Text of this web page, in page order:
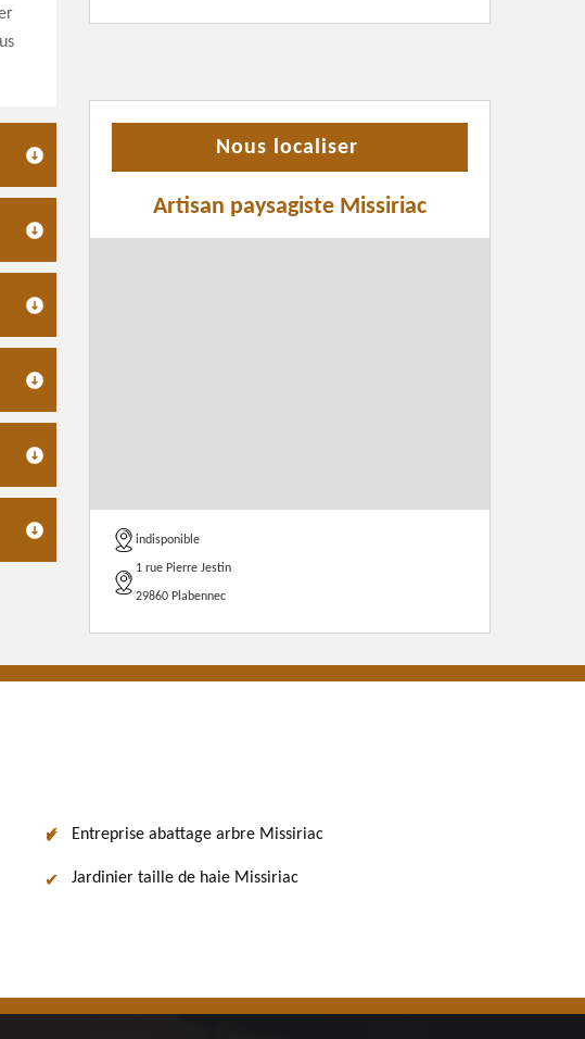
Nous localiser
Artisan paysagiste Missiriac
indisponible
1 rue Pierre Jestin
29860 Plabennec
Entreprise abattage arbre Missiriac
Jardinier taille de haie Missiriac